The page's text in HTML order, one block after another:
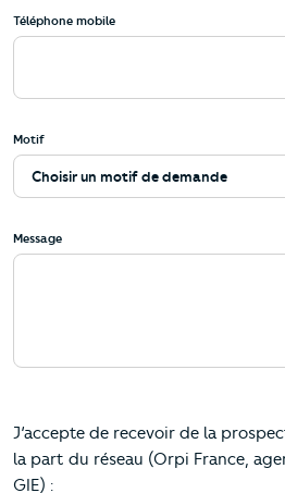
Téléphone mobile
Motif
Message
J’accepte de recevoir de la
la part du réseau (Orpi France,
GIE) :